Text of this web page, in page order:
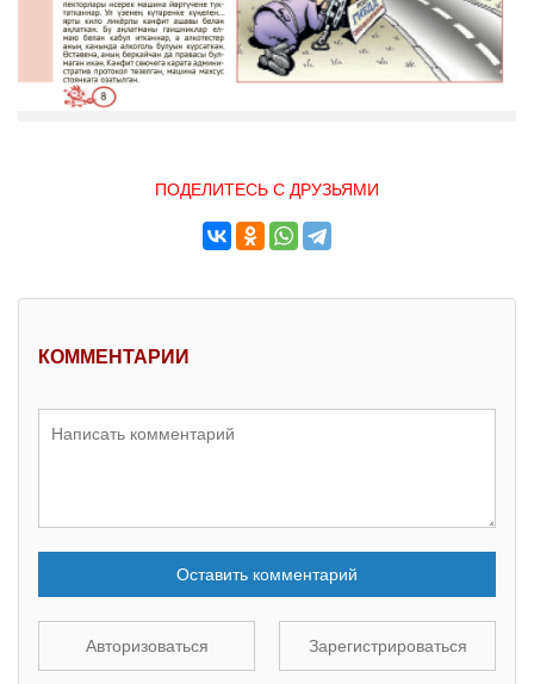
ПОДЕЛИТЕСЬ С ДРУЗЬЯМИ
КОММЕНТАРИИ
Оставить комментарий
Авторизоваться Зарегистрироваться